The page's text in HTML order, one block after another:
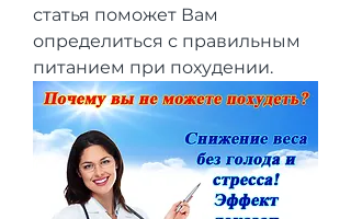
статья поможет Вам
определиться с правильным
питанием при похудении.